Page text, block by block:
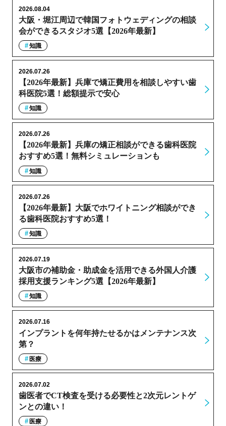
大阪・堀江周辺で韓国フォトウェディングの相談
会ができるスタジオ5選【2026年最新】
2026.08.04
知識
【2026年最新】兵庫で矯正費用を相談しやすい歯
科医院5選！総額提示で安心
2026.07.26
知識
【2026年最新】兵庫の矯正相談ができる歯科医院
おすすめ5選！無料シミュレーションも
2026.07.26
知識
【2026年最新】大阪でホワイトニング相談ができ
る歯科医院おすすめ5選！
2026.07.26
知識
大阪市の補助金・助成金を活用できる外国人介護
採用支援ランキング5選【2026年最新】
2026.07.19
知識
インプラントを何年持たせるかはメンテナンス次
第？
2026.07.16
医療
歯医者でCT検査を受ける必要性と2次元レントゲ
ンとの違い！
2026.07.02
医療